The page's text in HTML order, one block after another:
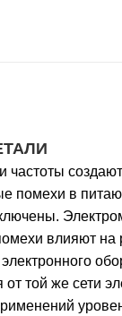
частоты создают
помехи в
влияют на
электронного
от той же сети